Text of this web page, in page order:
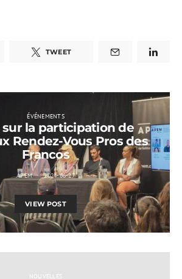
TWEET
ÉVÉNEMENTS
la participation de
Rendez-Vous Pros des
Francos
APEM 2024-06-27
VIEW POST
NOUVELLES